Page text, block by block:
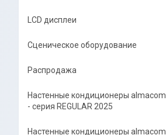
LCD дисплеи
Сценическое оборудование
Распродажа
Настенные кондиционеры almacom
- серия REGULAR 2025
Настенные кондиционеры almacom